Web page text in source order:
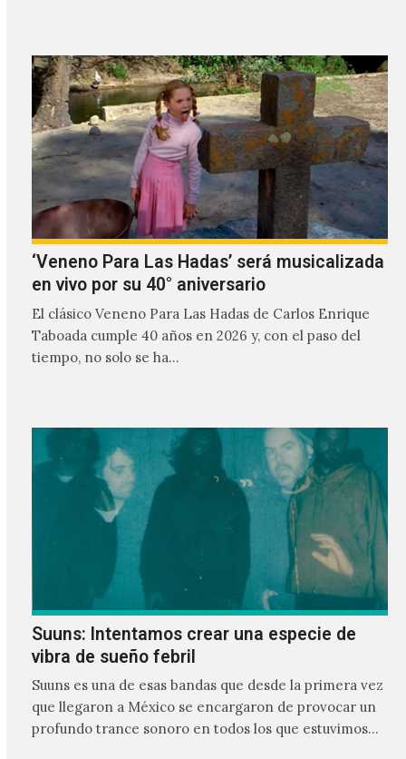
‘Veneno Para Las Hadas’ será musicalizada
en vivo por su 40° aniversario
El clásico Veneno Para Las Hadas de Carlos Enrique
Taboada cumple 40 años en 2026 y, con el paso del
tiempo, no solo se ha…
Suuns: Intentamos crear una especie de
vibra de sueño febril
Suuns es una de esas bandas que desde la primera vez
que llegaron a México se encargaron de provocar un
profundo trance sonoro en todos los que estuvimos